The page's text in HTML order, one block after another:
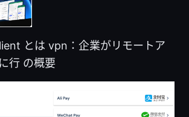
とは vpn：企業がリモートア
行 の概要